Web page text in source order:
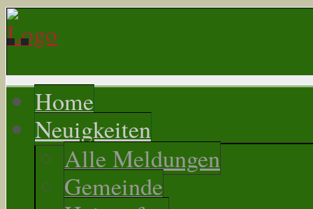
Home
Neuigkeiten
Alle Meldungen
Gemeinde